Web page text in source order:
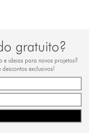
gratuito?
e ideias para novos projetos?
exclusivos!